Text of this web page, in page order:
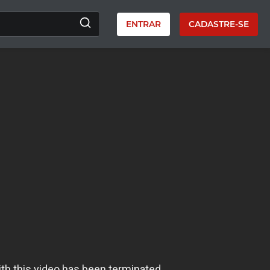
ENTRAR CADASTRE-SE